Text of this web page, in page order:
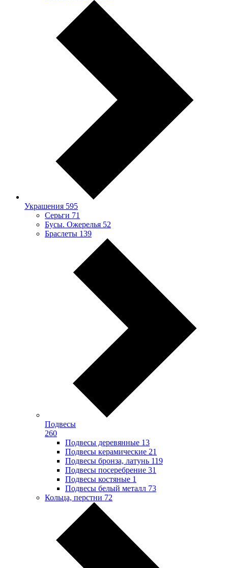
Украшения 595
Серьги 71
Бусы. Ожерелья 52
Браслеты 139
Подвесы
260
Подвесы деревянные 13
Подвесы керамические 21
Подвесы бронза, латунь 119
Подвесы посеребрение 31
Подвесы костяные 1
Подвесы белый металл 73
Кольца, перстни 72